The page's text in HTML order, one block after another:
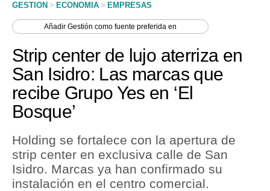
Perú
Política
Tu Dinero
Finanzas Personales
Inmobiliarias
Plus G
GESTION > ECONOMIA > EMPRESAS
AñadirGestión como fuente preferida en
Strip center de lujo aterriza en
San Isidro: Las marcas que
recibe Grupo Yes en ‘El
Bosque’
Holding se fortalece con la apertura de
strip center en exclusiva calle de San
Isidro. Marcas ya han confirmado su
instalación en el centro comercial.